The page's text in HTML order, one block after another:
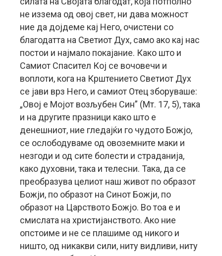
не иззема од овој свет, ни дава можност
ние да дојдеме кај Него, очистени со
благодатта на Светиот Дух, само ако кај нас
постои и најмало покајание. Како што и
Самиот Спасител Кој се вочовечи и
воплоти, кога на Крштението Светиот Дух
се јави врз Него, и самиот Отец зборуваше:
„Овој е Мојот возљубен Син” (Мт. 17, 5), така
и на другите празници како што е
денешниот, ние гледајќи го чудото Божјо,
се ослободуваме од овоземните маки и
незгоди и од сите болести и страданија,
како духовни, така и телесни. Така, да се
преобразува целиот наш живот по образот
Божји, по образот на Синот Божји, по
образот на Царството Божјо. Во тоа е и
смислата на христијанството. Ако ние
опстоиме и не се плашиме од никого и
ништо, од никакви сили, ниту видливи, ниту